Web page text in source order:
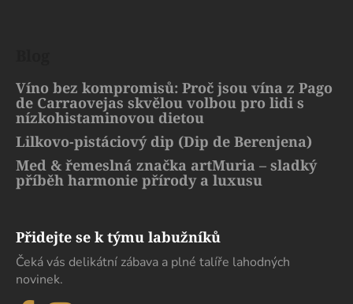
Víno bez kompromisů: Proč jsou vína z Pago
de Carraovejas skvělou volbou pro lidi s
nízkohistaminovou dietou
Lilkovo-pistáciový dip (Dip de Berenjena)
Med & řemeslná značka artMuria – sladký
příběh harmonie přírody a luxusu
Přidejte se k týmu labužníků
Čeká vás delikátní zábava a plné talíře lahodných
novinek.